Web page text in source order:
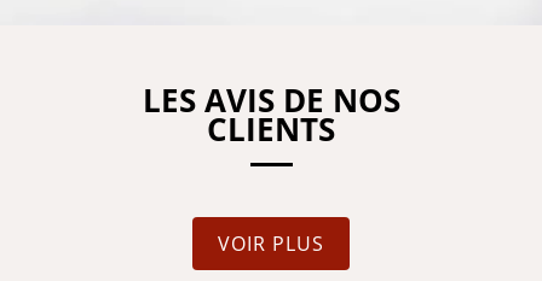
LES AVIS DE NOS
CLIENTS
VOIR PLUS